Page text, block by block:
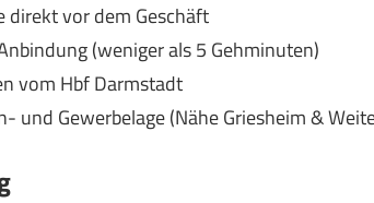
direkt vor dem Geschäft
(weniger als 5 Gehminuten)
vom Hbf Darmstadt
und Gewerbelage (Nähe Griesheim &